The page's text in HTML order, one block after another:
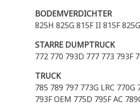
BODEMVERDICHTER
825H 825G 815F II 815F
STARRE DUMPTRUCK
772 770 793D 777 773 793F
TRUCK
785 789 797 773G LRC 770G
793F OEM 775D 795F AC